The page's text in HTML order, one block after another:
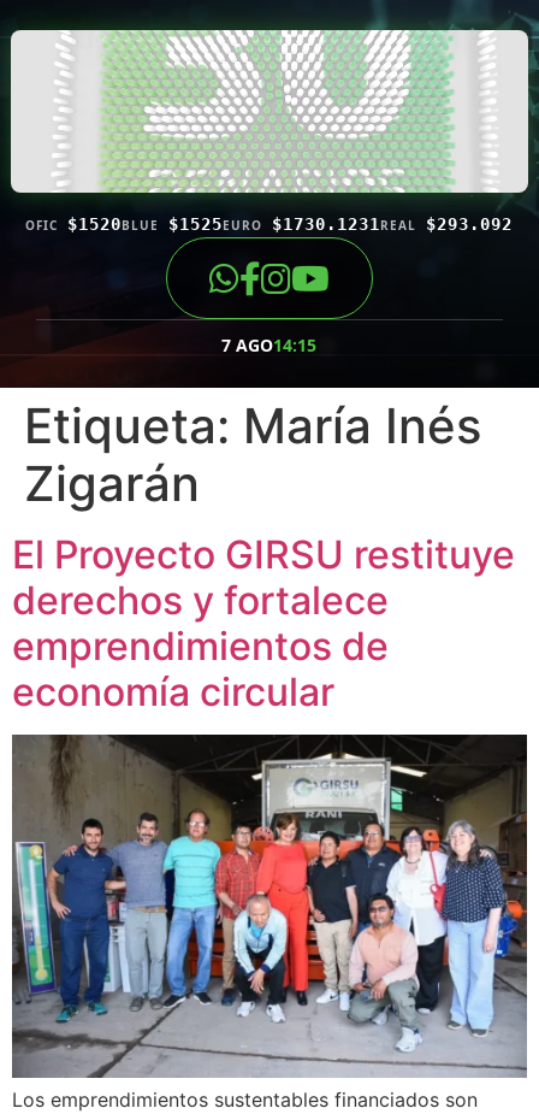
OFIC $1520BLUE $1525EURO $1730.1231 REAL $293.092
7 AGO14:15
Etiqueta: María Inés
Zigarán
El Proyecto GIRSU restituye
derechos y fortalece
emprendimientos de
economía circular
Los emprendimientos sustentables financiados son